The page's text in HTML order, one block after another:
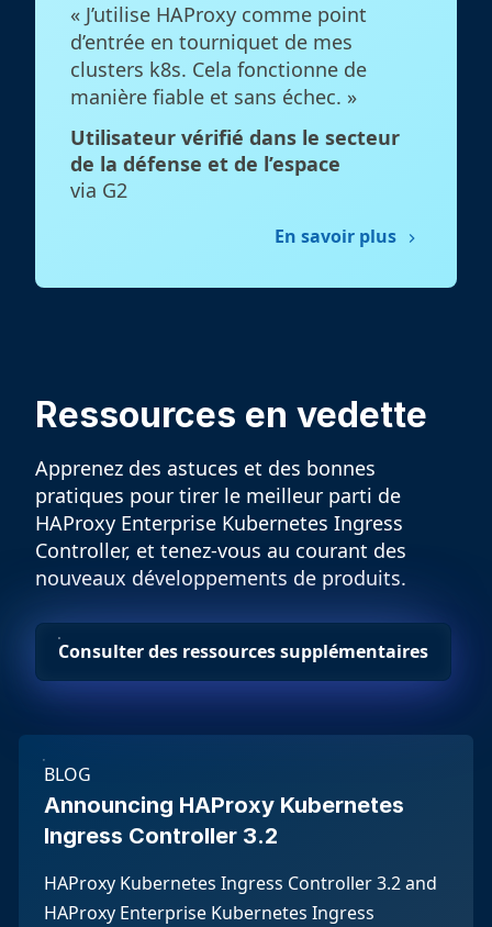
« J’utilise HAProxy comme point
d’entrée en tourniquet de mes
clusters k8s. Cela fonctionne de
manière fiable et sans échec. »
Utilisateur vérifié dans le secteur
de la défense et de l’espace
via G2
En savoir plus
Ressources en vedette
Apprenez des astuces et des bonnes
pratiques pour tirer le meilleur parti de
HAProxy Enterprise Kubernetes Ingress
Controller, et tenez-vous au courant des
nouveaux développements de produits.
Consulter des ressources supplémentaires
BLOG
Announcing HAProxy Kubernetes
Ingress Controller 3.2
HAProxy Kubernetes Ingress Controller 3.2 and
HAProxy Enterprise Kubernetes Ingress